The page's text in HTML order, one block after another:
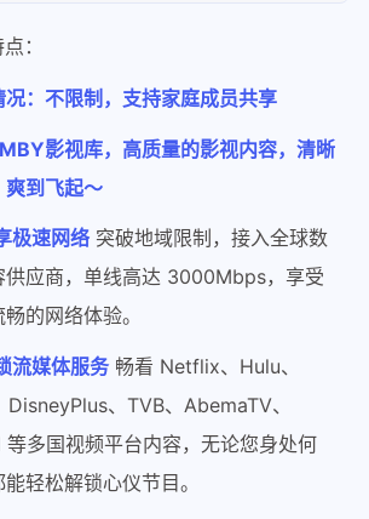
：
况：不限制，支持家庭成员共享
影视库，高质量的影视内容，清晰
爽到飞起～
极速网络突破地域限制，接入全球数
供应商，单线高达 3000Mbps，享受
的网络体验。
流媒体服务畅看 Netflix、Hulu、
DisneyPlus、TVB、AbemaTV、
等多国视频平台内容，无论您身处何
轻松解锁心仪节目。